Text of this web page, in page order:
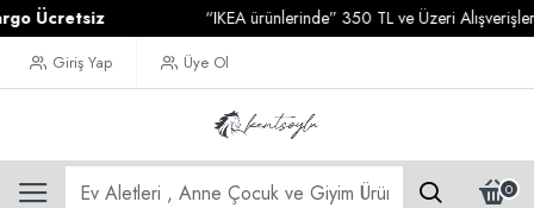
Ücretsiz “IKEA ürünlerinde” 350 TL ve Üzeri
Giriş Yap Üye Ol
0